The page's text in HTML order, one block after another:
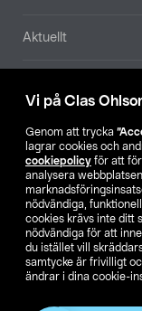
Vi på Clas
Genom att trycka
lagrar cookies och
cookiepolicy för att
analysera
nödvändiga,
cookies krävs inte ditt
nödvändiga för att
du istället vill
samtycke är frivilligt
ändrar i dina cookie-
Aktuellt